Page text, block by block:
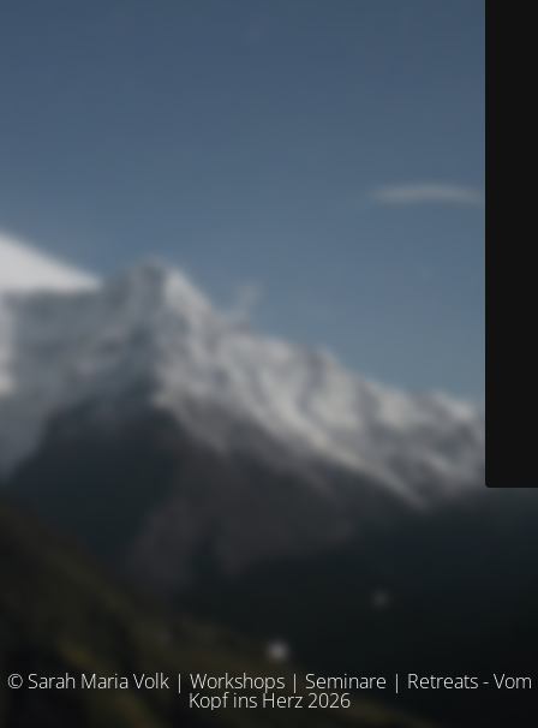
© Sarah Maria Volk | Workshops | Seminare | Retreats - Vom
Kopf ins Herz 2026